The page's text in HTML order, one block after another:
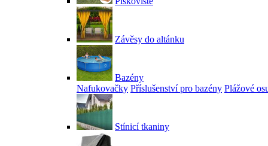
Závěsy do altánku
Bazény
Nafukovačky Příslušenství pro bazény Plážové
Stínicí tkaniny